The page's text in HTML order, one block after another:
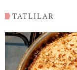
TATLILAR